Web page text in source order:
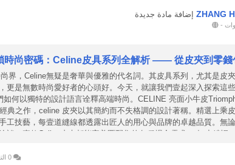
ZHANG إضافة مادة جديدة
-
時尚密碼：Celine皮具系列全解析 —— 從皮夾到零錢
界，Celine無疑是奢華與優雅的代名詞。其皮具系列，尤其是皮
更是無數時尚愛好者的心頭好。今天，就讓我們壹起深入探索這
如何以獨特的設計語言诠釋高端時尚。CELINE 亮面小牛皮
典之作，celine 皮夾以其簡約而不失格調的設計著稱。精選上乘
工技藝，每壹道縫線都透露出匠人的用心與品牌的卓越品質。無
談，壹款Celine皮夾都能完美匹配您的各種場合需求。 短小精悍
，輕松滿足您的日常所需。其獨特的設計元素，如標志性的金屬